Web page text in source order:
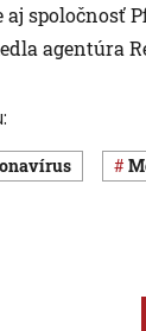
aj spoločnosť
agentúra